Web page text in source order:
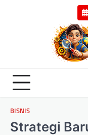
BISNIS
Strategi